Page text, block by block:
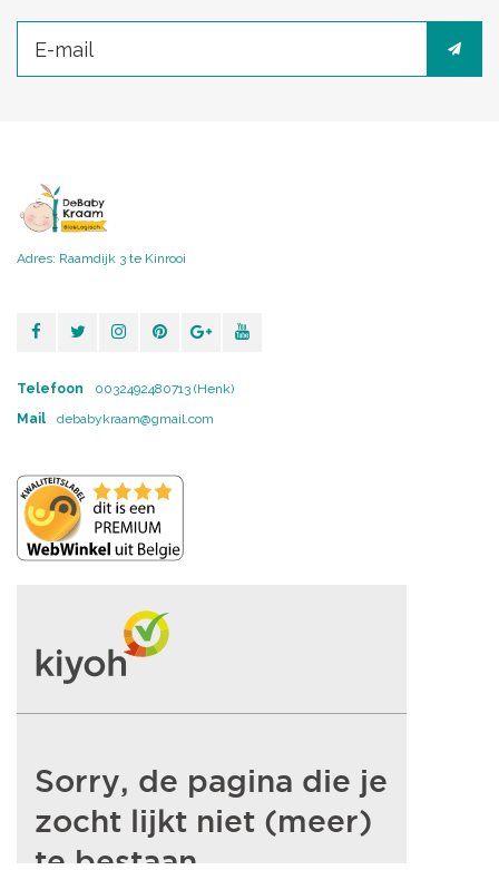
Adres: Raamdijk 3 te Kinrooi
Telefoon
0032492480713 (Henk)
Mail
debabykraam@gmail.com